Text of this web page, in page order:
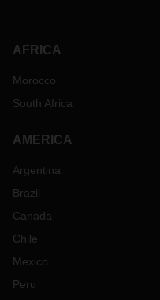
AFRICA
Morocco
South Africa
AMERICA
Argentina
Brazil
Canada
Chile
Mexico
Peru